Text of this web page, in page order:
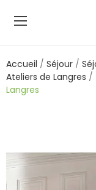
Accueil Séjour
Ateliers de Langres
Langres